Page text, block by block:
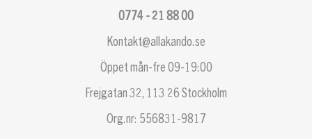
Kontakt@allakando.se
0774 - 21 88 00
Öppet mån-fre 09-19:00
Frejgatan 32, 113 26 Stockholm
Org.nr: 556831-9817